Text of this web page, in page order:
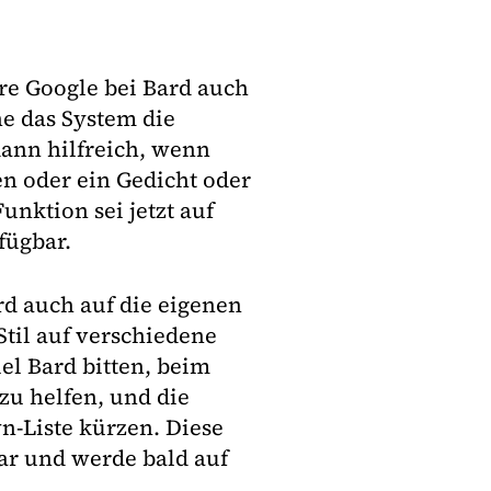
Google bei Bard auch
das System die
hilfreich, wenn
oder ein Gedicht oder
sei jetzt auf
auch auf die eigenen
auf verschiedene
Bard bitten, beim
helfen, und die
Liste kürzen. Diese
und werde bald auf